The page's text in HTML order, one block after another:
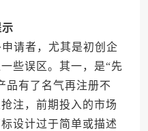
请者，尤其是初创企
些误区。其一，是“先
品有了名气再注册不
注，前期投入的市场
设计过于简单或描述